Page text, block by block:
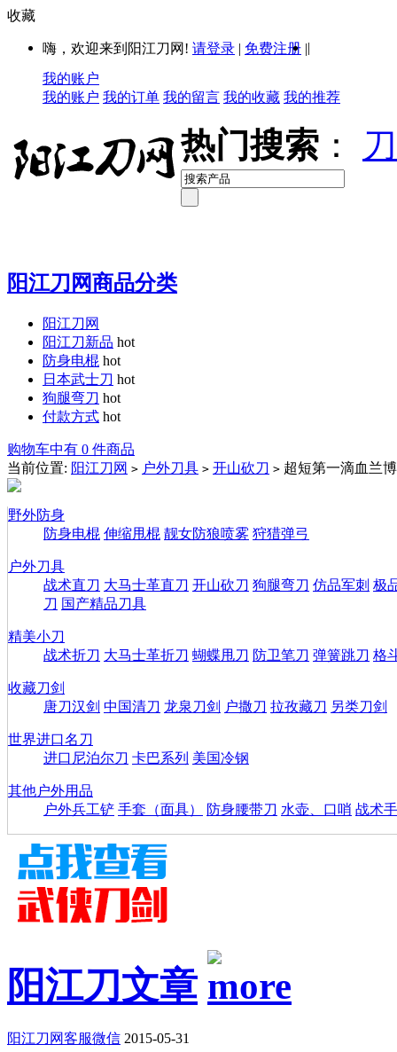
收藏
嗨，欢迎来到阳江刀网! 请登录 | 免费注册 ||
我的账户
我的账户 我的订单 我的留言 我的收藏 我的推荐
热门搜索 ：
阳江刀网商品分类
阳江刀网
阳江刀新品 hot
防身电棍 hot
日本武士刀 hot
狗腿弯刀 hot
付款方式 hot
购物车中有 0 件商品
当前位置: 阳江刀网 > 户外刀具 > 开山砍刀 > 超短第一滴血兰
野外防身
防身电棍 伸缩甩棍 靓女防狼喷雾 狩猎弹弓
户外刀具
战术直刀 大马士革直刀 开山砍刀 狗腿弯刀 仿品军刺 极
刀 国产精品刀具
精美小刀
战术折刀 大马士革折刀 蝴蝶甩刀 防卫笔刀 弹簧跳刀 格
收藏刀剑
唐刀汉剑 中国清刀 龙泉刀剑 户撒刀 拉孜藏刀 另类刀剑
世界进口名刀
进口尼泊尔刀 卡巴系列 美国冷钢
其他户外用品
户外兵工铲 手套（面具） 防身腰带刀 水壶、口哨 战术
阳江刀文章
阳江刀网客服微信 2015-05-31